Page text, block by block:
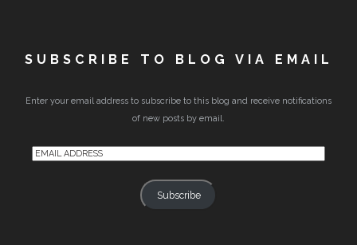
SUBSCRIBE TO BLOG VIA EMAIL
Enter your email address to subscribe to this blog and receive notifications
of new posts by email.
Email
Subscribe